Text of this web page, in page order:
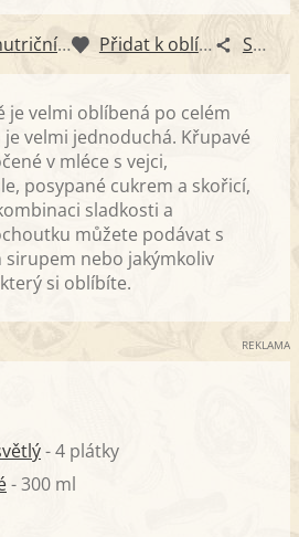
Zapsat do nutričního diáře Přidat k oblíbeným Sdílet
je velmi oblíbená po celém
velmi jednoduchá. Křupavé
v mléce s vejci,
posypané cukrem a skořicí,
sladkosti a
můžete podávat s
sirupem nebo jakýmkoliv
si oblíbíte.
REKLAMA
- 4 plátky
- 300 ml